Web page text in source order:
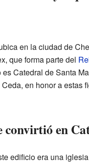
en la ciudad de
que forma parte del
es Catedral de Santa
en honor a estas
convirtió en
edificio era una